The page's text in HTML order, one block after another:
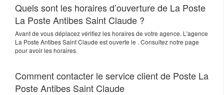
Quels sont les horaires d’ouverture de La Poste
La Poste Antibes Saint Claude ?
Avant de vous déplacez vérifiez les horaires de votre agence. L'agence
La Poste Antibes Saint Claude est ouverte le . Consultez notre page
pour avoir les horaires.
Comment contacter le service client de Poste La
Poste Antibes Saint Claude